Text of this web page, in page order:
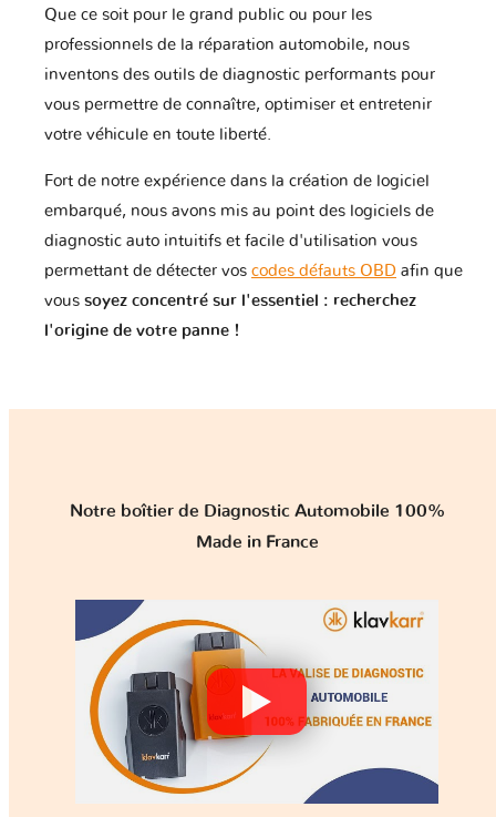
Que ce soit pour le grand public ou pour les
professionnels de la réparation automobile, nous
inventons des outils de diagnostic performants pour
vous permettre de connaître, optimiser et entretenir
votre véhicule en toute liberté.
Fort de notre expérience dans la création de logiciel
embarqué, nous avons mis au point des logiciels de
diagnostic auto intuitifs et facile d'utilisation vous
permettant de détecter vos codes défauts OBD afin que
vous soyez concentré sur l'essentiel : recherchez
l'origine de votre panne !
Notre boîtier de Diagnostic Automobile 100%
Made in France